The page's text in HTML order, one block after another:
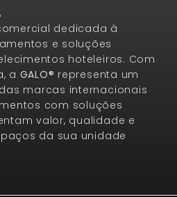
dedicada à
e soluções
hoteleiros. Com
a GALO® representa um
marcas internacionais
com soluções
valor, qualidade e
da sua unidade